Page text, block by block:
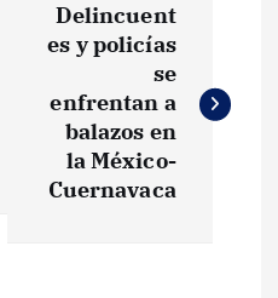
Delincuent
es y policías
se
enfrentan a
balazos en
la México-
Cuernavaca